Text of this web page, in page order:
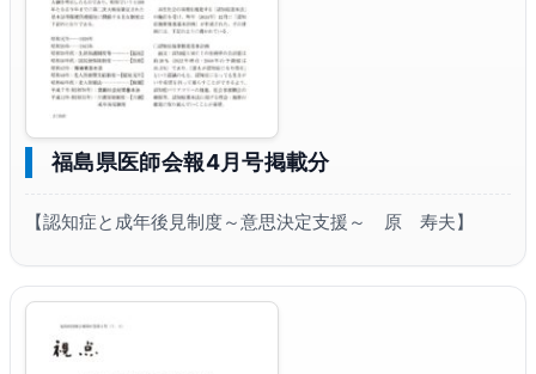
福島県医師会報4月号掲載分
【認知症と成年後見制度～意思決定支援～ 原 寿夫】